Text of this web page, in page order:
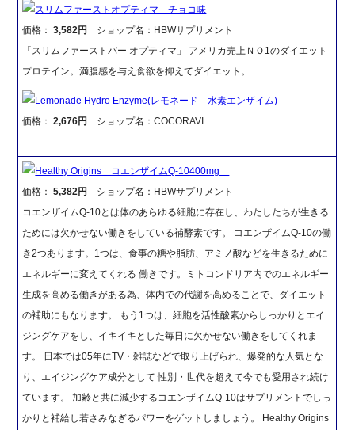
スリムファーストオプティマ チョコ味
価格：3,582円
ショップ名：HBWサプリメント
「スリムファーストバー オプティマ」 アメリカ売上ＮＯ1のダイエット
プロテイン。満腹感を与え食欲を抑えてダイエット。
Lemonade Hydro Enzyme(レモネード 水素エンザイム)
価格：2,676円 ショップ名：COCORAVI
Healthy Origins コエンザイムQ-10400mg
価格：5,382円
ショップ名：HBWサプリメント
コエンザイムQ-10とは体のあらゆる細胞に存在し、わたしたちが生きる
ためには欠かせない働きをしている補酵素です。 コエンザイムQ-10の働
き2つあります。1つは、食事の糖や脂肪、アミノ酸などを生きるために
エネルギーに変えてくれる 働きです。ミトコンドリア内でのエネルギー
生成を高める働きがある為、体内での代謝を高めることで、ダイエット
の補助にもなります。 もう1つは、細胞を活性酸素からしっかりとエイ
ジングケアをし、イキイキとした毎日に欠かせない働きをしてくれま
す。 日本では05年にTV・雑誌などで取り上げられ、爆発的な人気とな
り、エイジングケア成分として 性別・世代を超えて今でも愛用され続け
ています。 加齢と共に減少するコエンザイムQ-10はサプリメントでしっ
かりと補給し若さみなぎるパワーをゲットしましょう。 Healthy Origins